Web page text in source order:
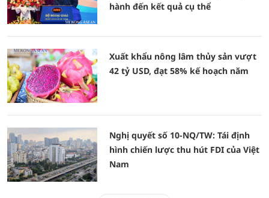
hành đến kết quả cụ thể
Xuất khẩu nông lâm thủy sản vượt
42 tỷ USD, đạt 58% kế hoạch năm
Nghị quyết số 10-NQ/TW: Tái định
hình chiến lược thu hút FDI của Việt
Nam